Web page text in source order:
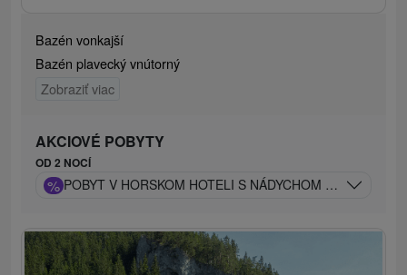
Bazén vonkajší
Bazén plavecký vnútorný
Zobraziť viac
AKCIOVÉ POBYTY
OD 2 NOCÍ
% POBYT V HORSKOM HOTELI S NÁDYCHOM